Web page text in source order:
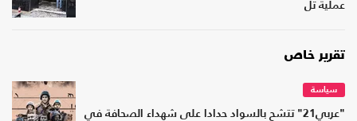
عملية تل
تقرير خاص
سياسة
"عربي21" تتشح بالسواد حدادا على شهداء الصحافة في